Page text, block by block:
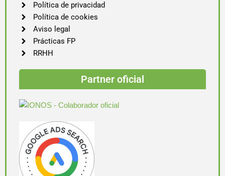
Política de privacidad
Política de cookies
Aviso legal
Prácticas FP
RRHH
Partner oficial